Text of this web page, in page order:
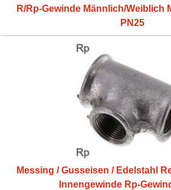
R/Rp-Gewinde Männlich/Weiblich
PN25
Messing / Gusseisen / Edelstahl
Innengewinde Rp-